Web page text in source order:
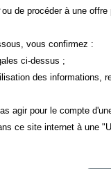
ou de procéder à une offre
vous confirmez :
ci-dessus ;
des
agir pour le compte
ce site internet à une